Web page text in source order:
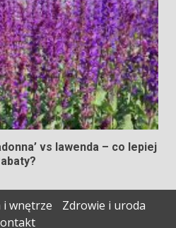
vs lawenda – co lepiej
i wnętrze
Zdrowie i uroda